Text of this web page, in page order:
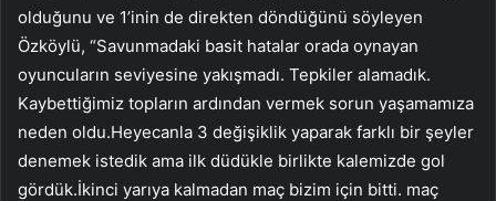
olduğunu ve 1’inin de direkten döndüğünü söyleyen
Özköylü, “Savunmadaki basit hatalar orada oynayan
oyuncuların seviyesine yakışmadı. Tepkiler alamadık.
Kaybettiğimiz topların ardından vermek sorun yaşamamıza
neden oldu.Heyecanla 3 değişiklik yaparak farklı bir şeyler
denemek istedik ama ilk düdükle birlikte kalemizde gol
gördük.İkinci yarıya kalmadan maç bizim için bitti. maç